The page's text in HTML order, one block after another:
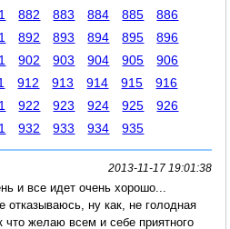
882 883 884 885
886
892 893 894 895
896
902 903 904 905
906
912 913 914 915
916
922 923 924 925
926
932 933 934 935
2013-11-17 19:01:38
и все идет очень хорошо...
ну как, не голодная
что желаю всем и себе приятного